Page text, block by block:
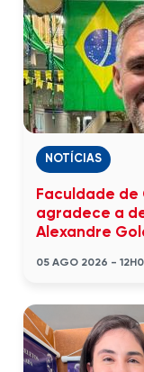
NOTÍCIAS
Faculdade de
agradece a
Alexandre
05 AGO 2026 -